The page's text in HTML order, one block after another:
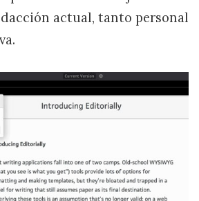
actual, tanto personal